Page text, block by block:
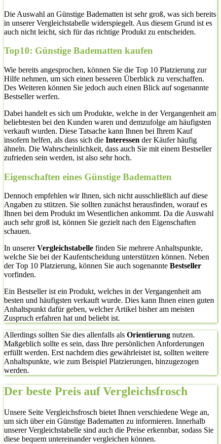
Die Auswahl an Günstige Badematten ist sehr groß, was sich bereits
in unserer Vergleichstabelle widerspiegelt. Aus diesem Grund ist es
auch nicht leicht, sich für das richtige Produkt zu entscheiden.
Top10: Günstige Badematten kaufen
Wie bereits angesprochen, können Sie die Top 10 Platzierung zur
Hilfe nehmen, um sich einen besseren Überblick zu verschaffen.
Des Weiteren können Sie jedoch auch einen Blick auf sogenannte
Bestseller werfen.
Dabei handelt es sich um Produkte, welche in der Vergangenheit am
beliebtesten bei den Kunden waren und demzufolge am häufigsten
verkauft wurden. Diese Tatsache kann Ihnen bei Ihrem Kauf
insofern helfen, als dass sich die Interessen der Käufer häufig
ähneln. Die Wahrscheinlichkeit, dass auch Sie mit einem Bestseller
zufrieden sein werden, ist also sehr hoch.
Eigenschaften eines Günstige Badematten
Dennoch empfehlen wir Ihnen, sich nicht ausschließlich auf diese
Angaben zu stützen. Sie sollten zunächst herausfinden, worauf es
Ihnen bei dem Produkt im Wesentlichen ankommt. Da die Auswahl
auch sehr groß ist, können Sie gezielt nach den Eigenschaften
schauen.
In unsererVergleichstabelle finden Sie mehrere Anhaltspunkte,
welche Sie bei der Kaufentscheidung unterstützen können. Neben
der Top 10 Platzierung, können Sie auch sogenannte Bestseller
vorfinden.
Ein Bestseller ist ein Produkt, welches in der Vergangenheit am
besten und häufigsten verkauft wurde. Dies kann Ihnen einen guten
Anhaltspunkt dafür geben, welcher Artikel bisher am meisten
Zuspruch erfahren hat und beliebt ist.
Allerdings sollten Sie dies allenfalls als Orientierung nutzen.
Maßgeblich sollte es sein, dass Ihre persönlichen Anforderungen
erfüllt werden. Erst nachdem dies gewährleistet ist, sollten weitere
Anhaltspunkte, wie zum Beispiel Platzierungen, hinzugezogen
werden.
Der beste Preis auf Vergleichsfrosch
Unsere Seite Vergleichsfrosch bietet Ihnen verschiedene Wege an,
um sich über ein Günstige Badematten zu informieren. Innerhalb
unserer Vergleichstabelle sind auch die Preise erkennbar, sodass Sie
diese bequem untereinander vergleichen können.